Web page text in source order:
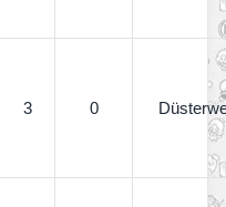
3 0